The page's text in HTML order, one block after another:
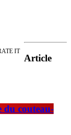
IT
Article
du couteau-